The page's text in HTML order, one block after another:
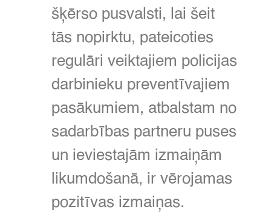
šķērso pusvalsti, lai šeit
tās nopirktu, pateicoties
regulāri veiktajiem policijas
darbinieku preventīvajiem
pasākumiem, atbalstam no
sadarbības partneru puses
un ieviestajām izmaiņām
likumdošanā, ir vērojamas
pozitīvas izmaiņas.